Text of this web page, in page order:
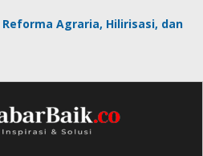
Agraria, Hilirisasi, dan